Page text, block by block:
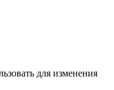
для изменения